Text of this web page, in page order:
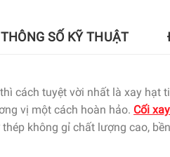
THÔNG SỐ KỸ THUẬT
cách tuyệt vời nhất là xay hạt
vị một cách hoàn hảo. Cối
không gỉ chất lượng cao,